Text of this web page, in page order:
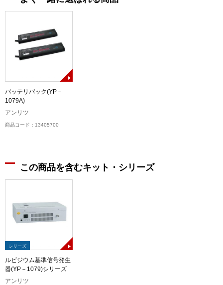
バッテリパック(YP－
1079A)
アンリツ
商品コード：13405700
この商品を含むキット・シリーズ
シリーズ
ルビジウム基準信号発生
器(YP－1079)シリーズ
アンリツ